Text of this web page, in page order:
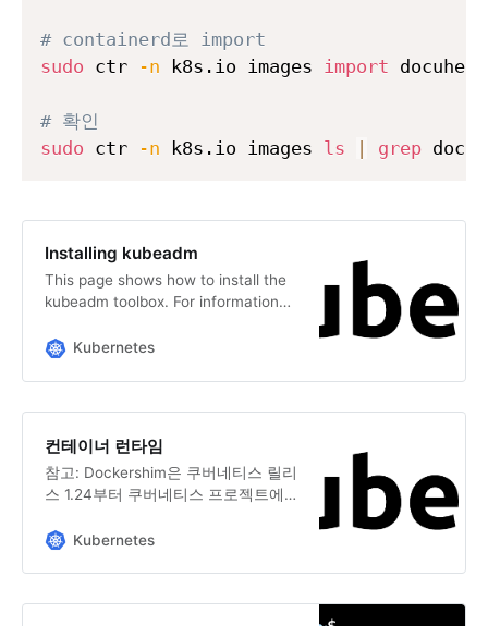
# containerd로 import
sudo ctr -n k8s.io images import
# 확인
sudo ctr -n k8s.io images ls grep
Installing kubeadm
This page shows how to install the
kubeadm toolbox. For information
kubeadm once you have performed
page. This installation guide is for
use a different Kubernetes version,
please refer to the following pages
instead: Installing kubeadm
kubeadm (Kubernetes v1.30)
(Kubernetes v1.
Kubernetes
컨테이너 런타임
참고: Dockershim은 쿠버네티스 릴리
스 1.24부터 쿠버네티스 프로젝트에
Dockershim 제거 FAQ를 참고한다.
을 설치해야 한다. 이 페이지에서는
Kubernetes